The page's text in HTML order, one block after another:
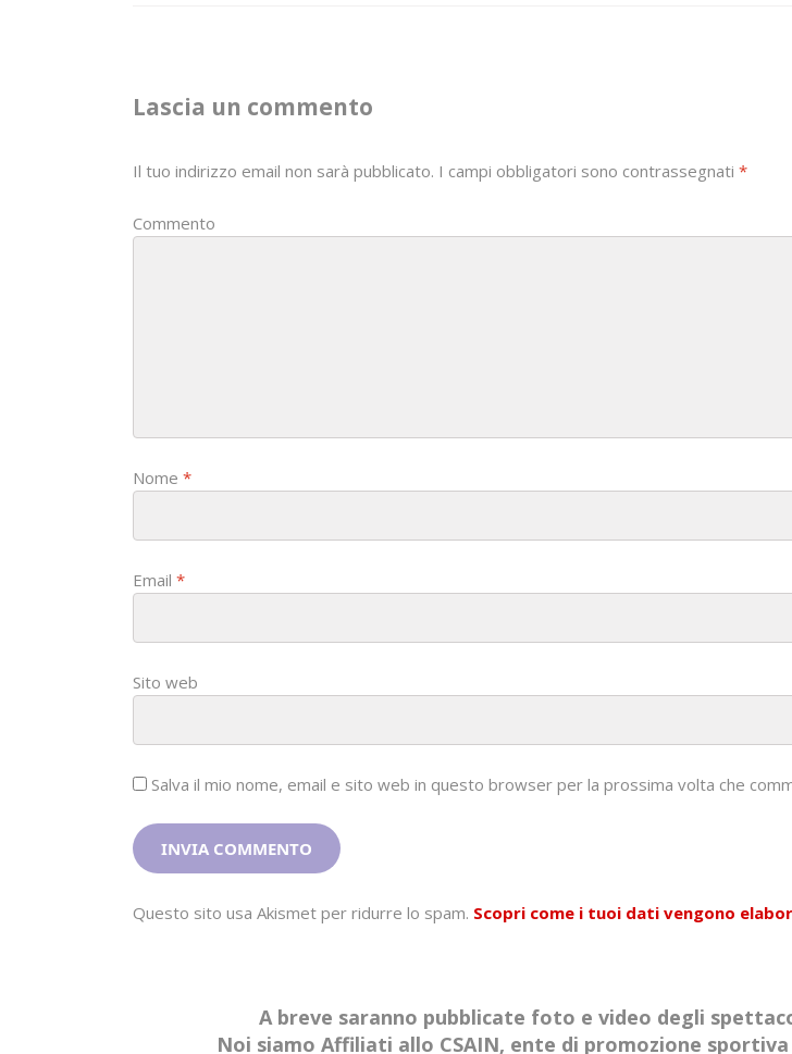
a
i
g
n
Lascia un commento
Il tuo indirizzo email non sarà pubblicato. I campi obbligatori sono contrassegnati *
Commento
Nome *
Email *
Sito web
Salva il mio nome, email e sito web in questo browser per la prossima volta che
Questo sito usa Akismet per ridurre lo spam. Scopri come i tuoi dati vengono
A breve saranno pubblicate foto e video degli
Noi siamo Affiliati allo CSAIN, ente di promozione